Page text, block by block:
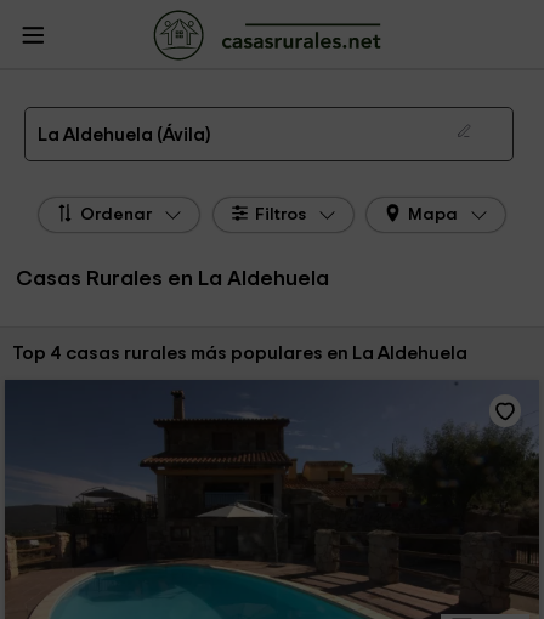
Casas Rurales
Rurales Ávila
Casas Rurales La Aldehuela
Las 4 mejores casas rurales en La Aldehuela de 2026
La Aldehuela (Ávila)
Ordenar Filtros Mapa
Casas Rurales en La Aldehuela
Ordenar por:
Top 4 casas rurales más populares en La Aldehuela